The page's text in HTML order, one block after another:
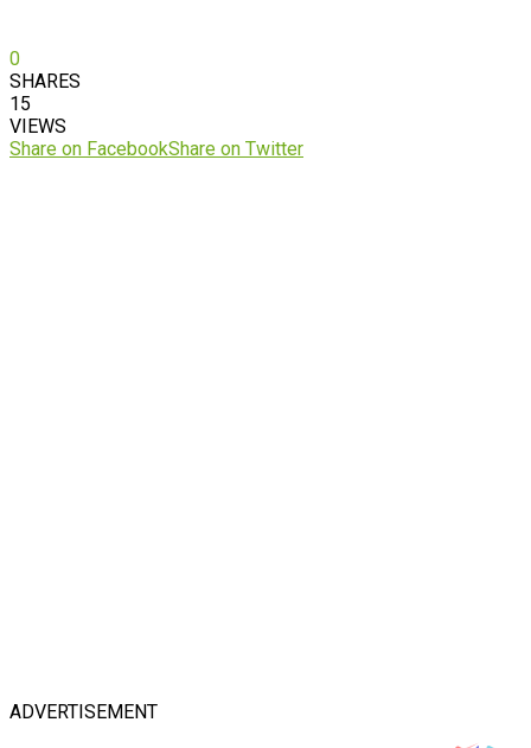
0
SHARES
15
VIEWS
Share on FacebookShare on Twitter
ADVERTISEMENT